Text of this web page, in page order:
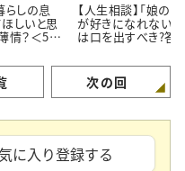
らしの息
しいと思
情？＜50
【人生相談】「娘の
が好きになれない…
は口を出すべき?答
次の回
に入り登録する